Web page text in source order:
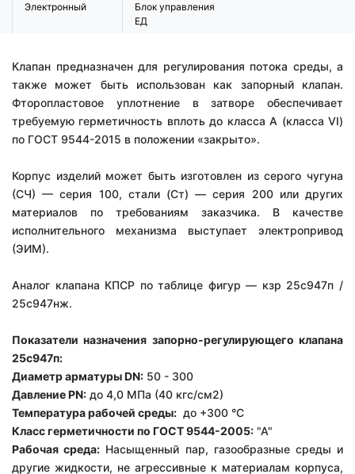
Электронный
Блок управления
ЕД
Клапан предназначен для регулирования потока среды, а
также может быть использован как запорный клапан.
Фторопластовое уплотнение в затворе обеспечивает
требуемую герметичность вплоть до класса А (класса VI)
по ГОСТ 9544-2015 в положении «закрыто».
Корпус изделий может быть изготовлен из серого чугуна
(СЧ) — серия 100, стали (Ст) — серия 200 или других
материалов по требованиям заказчика. В качестве
исполнительного механизма выступает электропривод
(ЭИМ).
Аналог клапана КПСР по таблице фигур — кзр 25с947п /
25с947нж.
Показатели назначения запорно-регулирующего клапана
25с947п:
Диаметр арматуры DN: 50 - 300
Давление PN: до 4,0 МПа (40 кгс/см2)
Температура рабочей среды: до +300 °С
Класс герметичности по ГОСТ 9544-2005: "А"
Рабочая среда: Насыщенный пар, газообразные среды и
другие жидкости, не агрессивные к материалам корпуса,